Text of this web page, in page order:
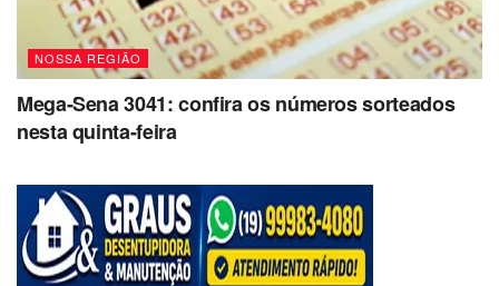
NOSSA REGIÃO
Mega-Sena 3041: confira os números sorteados
nesta quinta-feira